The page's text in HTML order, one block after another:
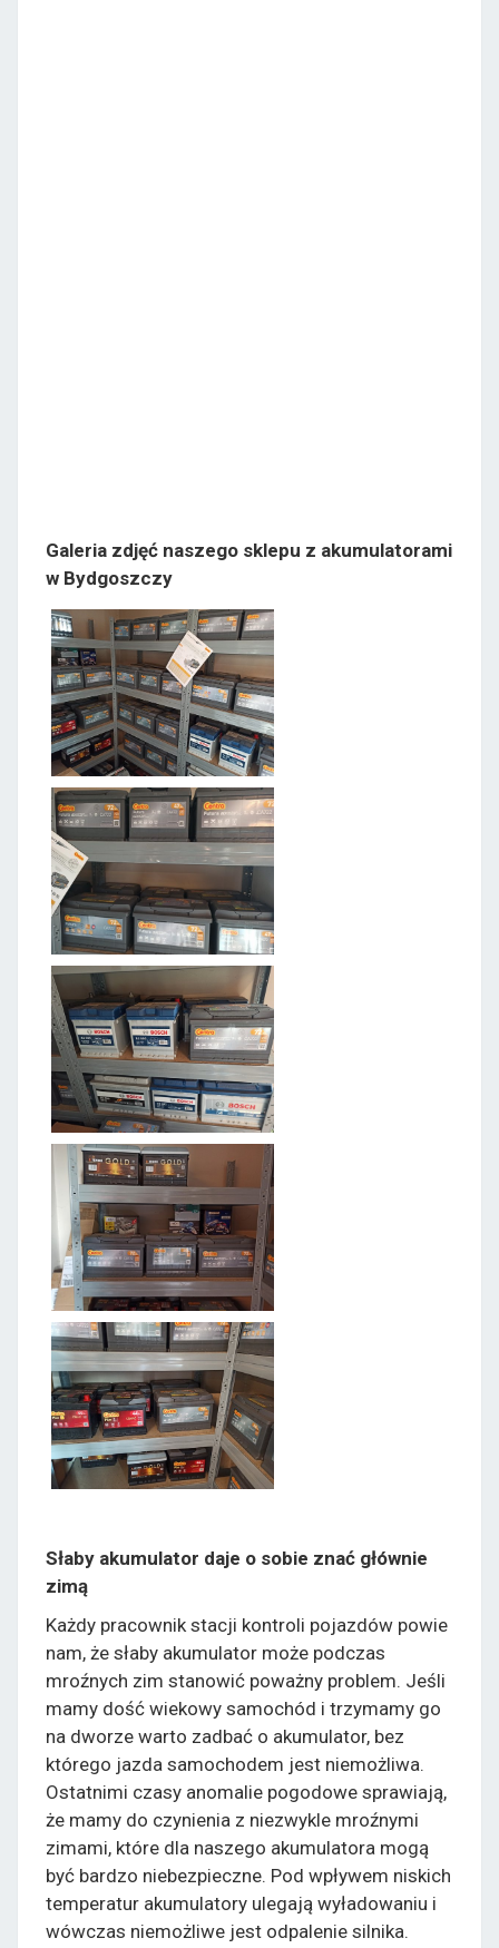
Galeria zdjęć naszego sklepu z akumulatorami
w Bydgoszczy
Słaby akumulator daje o sobie znać głównie
zimą
Każdy pracownik stacji kontroli pojazdów powie
nam, że słaby akumulator może podczas
mroźnych zim stanowić poważny problem. Jeśli
mamy dość wiekowy samochód i trzymamy go
na dworze warto zadbać o akumulator, bez
którego jazda samochodem jest niemożliwa.
Ostatnimi czasy anomalie pogodowe sprawiają,
że mamy do czynienia z niezwykle mroźnymi
zimami, które dla naszego akumulatora mogą
być bardzo niebezpieczne. Pod wpływem niskich
temperatur akumulatory ulegają wyładowaniu i
wówczas niemożliwe jest odpalenie silnika.